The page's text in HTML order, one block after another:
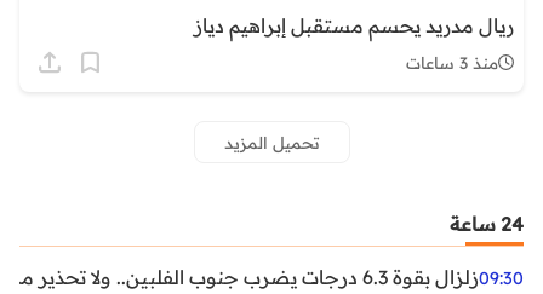
ريال مدريد يحسم مستقبل إبراهيم دياز
منذ 3 ساعات
تحميل المزيد
24 ساعة
09:30زلزال بقوة 6.3 درجات يضرب جنوب الفلبين.. ولا تحذير من تسونامي حتى الآن